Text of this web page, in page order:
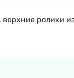
ролики